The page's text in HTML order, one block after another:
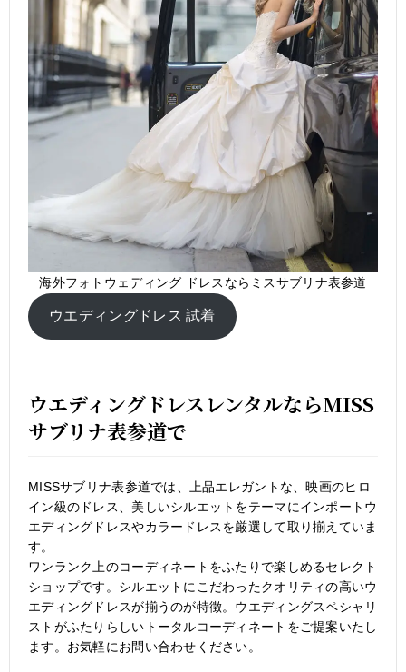
海外フォトウェディング ドレスならミスサブリナ表参道
ウエディングドレス 試着
ウエディングドレスレンタルならMISS
サブリナ表参道で
MISSサブリナ表参道では、上品エレガントな、映画のヒロ
イン級のドレス、美しいシルエットをテーマにインポートウ
エディングドレスやカラードレスを厳選して取り揃えていま
す。
ワンランク上のコーディネートをふたりで楽しめるセレクト
ショップです。シルエットにこだわったクオリティの高いウ
エディングドレスが揃うのが特徴。ウエディングスペシャリ
ストがふたりらしいトータルコーディネートをご提案いたし
ます。お気軽にお問い合わせください。